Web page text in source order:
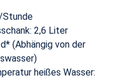
Stunde
2,6 Liter
(Abhängig von der
heißes Wasser: